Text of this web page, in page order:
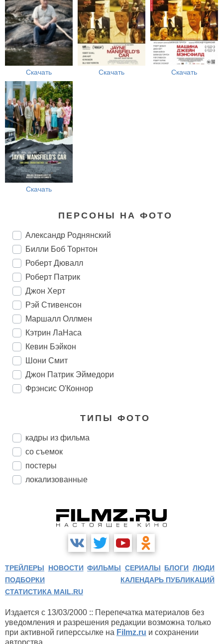
Скачать Скачать Скачать
Скачать
ПЕРСОНЫ НА ФОТО
Александр Роднянский
Билли Боб Торнтон
Роберт Дювалл
Роберт Патрик
Джон Херт
Рэй Стивенсон
Маршалл Оллмен
Кэтрин ЛаНаса
Кевин Бэйкон
Шони Смит
Джон Патрик Эймедори
Фрэнсис О'Коннор
ТИПЫ ФОТО
кадры из фильма
со съемок
постеры
локализованные
ТРЕЙЛЕРЫ НОВОСТИ ФИЛЬМЫ СЕРИАЛЫ БЛОГИ ЛЮДИ
ПОДБОРКИ
КАЛЕНДАРЬ ПУБЛИКАЦИЙ
СТАТИСТИКА MAIL.RU
Издается с 13/03/2000 :: Перепечатка материалов без
уведомления и разрешения редакции возможна только
при активной гиперссылке на Filmz.ru и сохранении